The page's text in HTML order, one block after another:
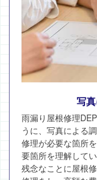
写
雨漏り屋根修理
うに、写真による
修理が必要な箇所
要箇所を理解して
残念なことに屋根